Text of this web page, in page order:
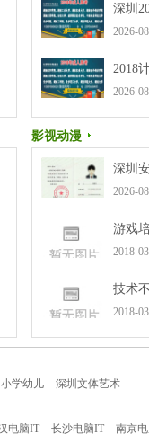
深圳
2026-
2018
2026-
影视动漫
深圳
2026-
游戏
2018-
技术
2018-
学幼儿
深圳文体艺术
电脑IT 长沙电脑IT 南京